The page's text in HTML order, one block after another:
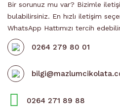
Bir sorunuz mu var? Bizimle
bulabilirsiniz. En hızlı iletişim
WhatsApp Hattımızı tercih
0264 279 80 01
0264 271 89 88